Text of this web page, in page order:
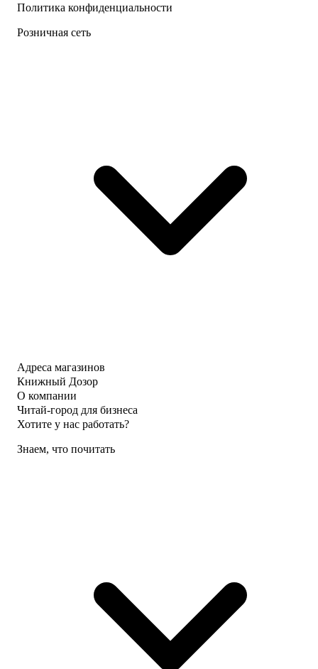
Политика конфиденциальности
Розничная сеть
Адреса магазинов
Книжный Дозор
О компании
Читай-город для бизнеса
Хотите у нас работать?
Знаем, что почитать